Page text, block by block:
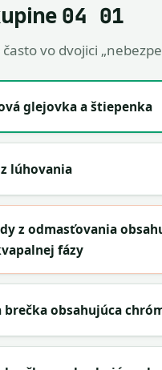
04 01
vo dvojici
glejovka a štiepenka
lúhovania
z odmasťovania
fázy
brečka obsahujúca